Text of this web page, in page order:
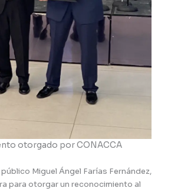
otorgado por CONACCA
Miguel Ángel Farías Fernández,
para otorgar un reconocimiento al